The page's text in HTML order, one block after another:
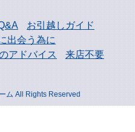
お引越しガイド
出会う為に
アドバイス
来店不要
ム All Rights Reserved